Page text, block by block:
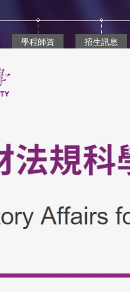
學程師資 招生訊息